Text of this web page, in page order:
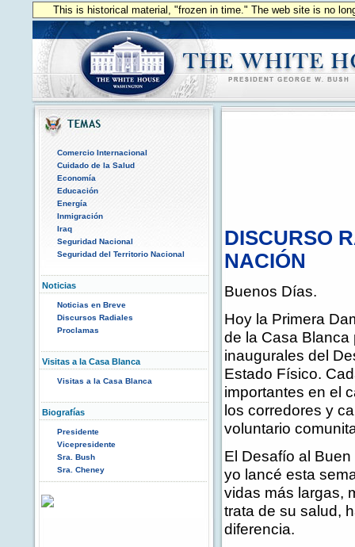
This is historical material, "frozen in time." The web site is no
Comercio Internacional
Cuidado de la Salud
Economía
Educación
Energía
Inmigración
Iraq
Seguridad Nacional
Seguridad del Territorio Nacional
Noticias
Noticias en Breve
Discursos Radiales
Proclamas
Visitas a la Casa Blanca
Visitas a la Casa Blanca
Biografías
Presidente
Vicepresidente
Sra. Bush
Sra. Cheney
DISCURSO
NACIÓN
Buenos Días.
Hoy la Primera
de la Casa Blanca
inaugurales del
Estado Físico.
importantes en el
los corredores y
voluntario
El Desafío al
yo lancé esta
vidas más largas,
trata de su salud,
diferencia.